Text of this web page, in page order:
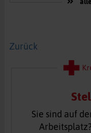
Zurück
Sie sind auf